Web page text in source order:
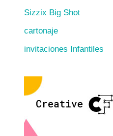
Sizzix Big Shot
cartonaje
invitaciones Infantiles